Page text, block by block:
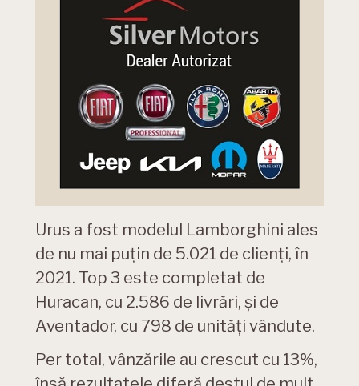
Urus a fost modelul Lamborghini ales
de nu mai puțin de 5.021 de clienți, în
2021. Top 3 este completat de
Huracan, cu 2.586 de livrări, și de
Aventador, cu 798 de unități vândute.
Per total, vânzările au crescut cu 13%,